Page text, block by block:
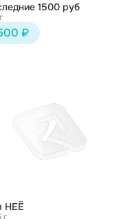
1500 руб
₽
НЕЁ